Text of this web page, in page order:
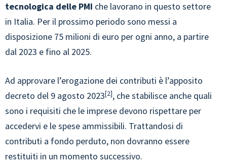
tecnologica delle PMI che lavorano in questo settore
in Italia. Per il prossimo periodo sono messi a
disposizione 75 milioni di euro per ogni anno, a partire
dal 2023 e fino al 2025.
Ad approvare l’erogazione dei contributi è l’apposito
decreto del 9 agosto 2023 2 , che stabilisce anche quali
sono i requisiti che le imprese devono rispettare per
accedervi e le spese ammissibili. Trattandosi di
contributi a fondo perduto, non dovranno essere
restituiti in un momento successivo.